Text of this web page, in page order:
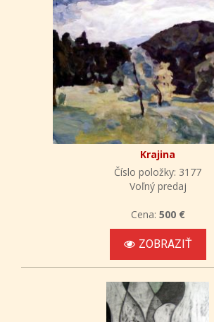
Krajina
Číslo položky: 3177
Voľný predaj
Cena: 500 €
ZOBRAZIŤ